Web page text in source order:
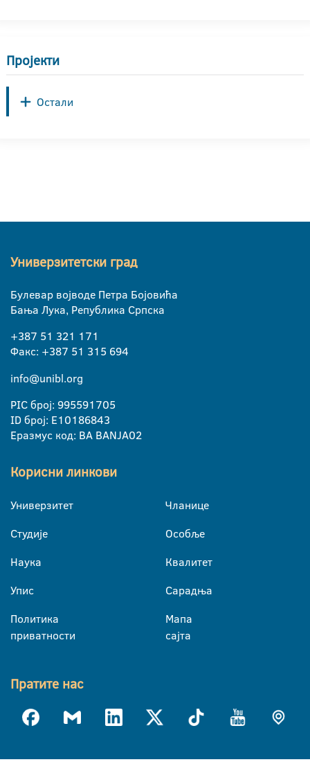
Пројекти
Остали
Универзитетски град
Булевар војводе Петра Бојовића
Бања Лука, Република Српска
+387 51 321 171
Факс: +387 51 315 694
info@unibl.org
PIC број: 995591705
ID број: E10186843
Еразмус код: BA BANJA02
Корисни линкови
Универзитет
Студије
Наука
Упис
Политика
приватности
Чланице
Особље
Квалитет
Сарадња
Мапа
сајта
Пратите нас